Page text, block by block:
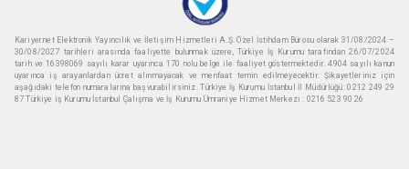
Kariyer.net Elektronik Yayıncılık ve İletişim Hizmetleri A.Ş. Özel İstihdam Bürosu olarak 31/08/2024 –
30/08/2027 tarihleri arasında faaliyette bulunmak üzere, Türkiye İş Kurumu tarafından 26/07/2024
tarih ve 16398069 sayılı karar uyarınca 170 nolu belge ile faaliyet göstermektedir. 4904 sayılı kanun
uyarınca iş arayanlardan ücret alınmayacak ve menfaat temin edilmeyecektir. Şikayetleriniz için
aşağıdaki telefon numaralarına başvurabilirsiniz. Türkiye İş Kurumu İstanbul İl Müdürlüğü: 0212 249 29
87 Türkiye iş Kurumu İstanbul Çalışma ve İş Kurumu Ümraniye Hizmet Merkezi : 0216 523 90 26